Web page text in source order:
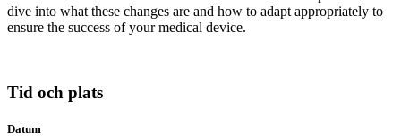
dive into what these changes are and how to adapt appropriately to
ensure the success of your medical device.
Tid och plats
Datum